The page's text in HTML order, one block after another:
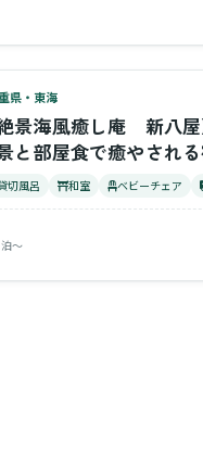
ベビー
キッズ
県・東海
絶景海風癒し庵 新八
と部屋食で癒やされ
切風呂 和室 ベビーチェア
〜